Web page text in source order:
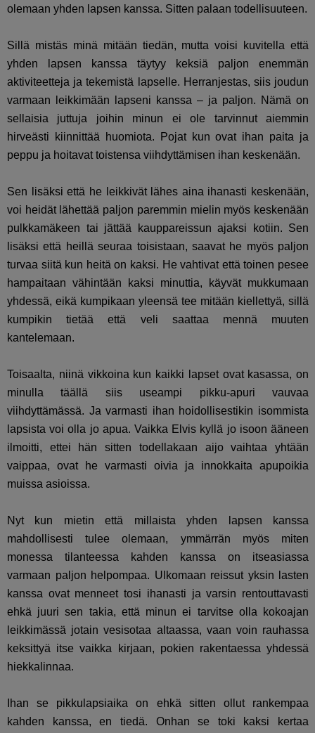
olemaan yhden lapsen kanssa. Sitten palaan todellisuuteen.
Sillä mistäs minä mitään tiedän, mutta voisi kuvitella että
yhden lapsen kanssa täytyy keksiä paljon enemmän
aktiviteetteja ja tekemistä lapselle. Herranjestas, siis joudun
varmaan leikkimään lapseni kanssa – ja paljon. Nämä on
sellaisia juttuja joihin minun ei ole tarvinnut aiemmin
hirveästi kiinnittää huomiota. Pojat kun ovat ihan paita ja
peppu ja hoitavat toistensa viihdyttämisen ihan keskenään.
Sen lisäksi että he leikkivät lähes aina ihanasti keskenään,
voi heidät lähettää paljon paremmin mielin myös keskenään
pulkkamäkeen tai jättää kauppareissun ajaksi kotiin. Sen
lisäksi että heillä seuraa toisistaan, saavat he myös paljon
turvaa siitä kun heitä on kaksi. He vahtivat että toinen pesee
hampaitaan vähintään kaksi minuttia, käyvät mukkumaan
yhdessä, eikä kumpikaan yleensä tee mitään kiellettyä, sillä
kumpikin tietää että veli saattaa mennä muuten
kantelemaan.
Toisaalta, niinä vikkoina kun kaikki lapset ovat kasassa, on
minulla täällä siis useampi pikku-apuri vauvaa
viihdyttämässä. Ja varmasti ihan hoidollisestikin isommista
lapsista voi olla jo apua. Vaikka Elvis kyllä jo isoon ääneen
ilmoitti, ettei hän sitten todellakaan aijo vaihtaa yhtään
vaippaa, ovat he varmasti oivia ja innokkaita apupoikia
muissa asioissa.
Nyt kun mietin että millaista yhden lapsen kanssa
mahdollisesti tulee olemaan, ymmärrän myös miten
monessa tilanteessa kahden kanssa on itseasiassa
varmaan paljon helpompaa. Ulkomaan reissut yksin lasten
kanssa ovat menneet tosi ihanasti ja varsin rentouttavasti
ehkä juuri sen takia, että minun ei tarvitse olla kokoajan
leikkimässä jotain vesisotaa altaassa, vaan voin rauhassa
keksittyä itse vaikka kirjaan, pokien rakentaessa yhdessä
hiekkalinnaa.
Ihan se pikkulapsiaika on ehkä sitten ollut rankempaa
kahden kanssa, en tiedä. Onhan se toki kaksi kertaa